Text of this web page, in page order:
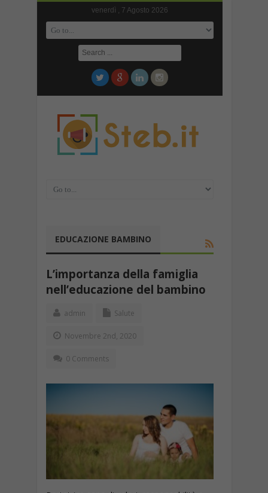
venerdì , 7 Agosto 2026
EDUCAZIONE BAMBINO
L’importanza della famiglia
nell’educazione del bambino
admin Salute
Novembre 2nd, 2020
0 Comments